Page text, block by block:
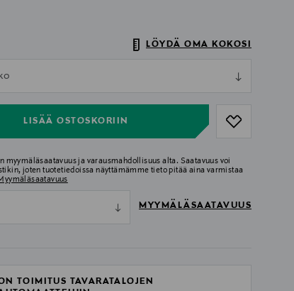
LÖYDÄ OMA KOKOSI
LISÄÄ OSTOSKORIIN
myymäläsaatavuus ja varausmahdollisuus alta. Saatavuus voi
joten tuotetiedoissa näyttämämme tieto pitää aina varmistaa
MYYMÄLÄSAATAVUUS
TOIMITUS TAVARATALOJEN